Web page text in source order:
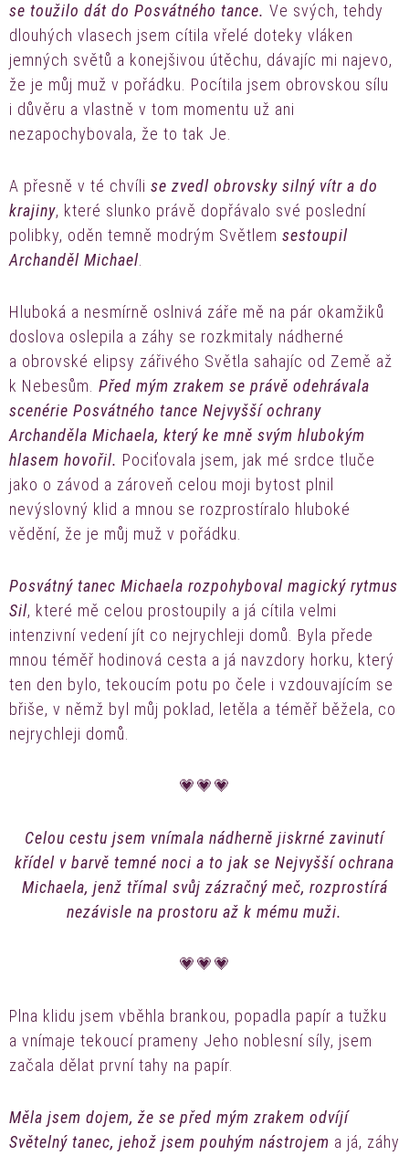
se toužilo dát do Posvátného tance. Ve svých, tehdy
dlouhých vlasech jsem cítila vřelé doteky vláken
jemných světů a konejšivou útěchu, dávajíc mi najevo,
že je můj muž v pořádku. Pocítila jsem obrovskou sílu
i důvěru a vlastně v tom momentu už ani
nezapochybovala, že to tak Je.
A přesně v té chvíli se zvedl obrovsky silný vítr a do
krajiny, které slunko právě dopřávalo své poslední
polibky, oděn temně modrým Světlem sestoupil
Archanděl Michael
Hluboká a nesmírně oslnivá záře mě na pár okamžiků
doslova oslepila a záhy se rozkmitaly nádherné
a obrovské elipsy zářivého Světla sahajíc od Země až
k Nebesům. Před mým zrakem se právě odehrávala
scenérie Posvátného tance Nejvyšší ochrany
Archanděla Michaela, který ke mně svým hlubokým
hlasem hovořil. Pociťovala jsem, jak mé srdce tluče
jako o závod a zároveň celou moji bytost plnil
nevýslovný klid a mnou se rozprostíralo hluboké
vědění, že je můj muž v pořádku.
Posvátný tanec Michaela rozpohyboval magický rytmus
Sil, které mě celou prostoupily a já cítila velmi
intenzivní vedení jít co nejrychleji domů. Byla přede
mnou téměř hodinová cesta a já navzdory horku, který
ten den bylo, tekoucím potu po čele i vzdouvajícím se
břiše, v němž byl můj poklad, letěla a téměř běžela, co
nejrychleji domů.
💗💗💗
Celou cestu jsem vnímala nádherně jiskrné zavinutí
křídel v barvě temné noci a to jak se Nejvyšší ochrana
Michaela, jenž třímal svůj zázračný meč, rozprostírá
nezávisle na prostoru až k mému muži.
💗💗💗
Plna klidu jsem vběhla brankou, popadla papír a tužku
a vnímaje tekoucí prameny Jeho noblesní síly, jsem
začala dělat první tahy na papír.
Měla jsem dojem, že se před mým zrakem odvíjí
Světelný tanec, jehož jsem pouhým nástrojem a já, záhy